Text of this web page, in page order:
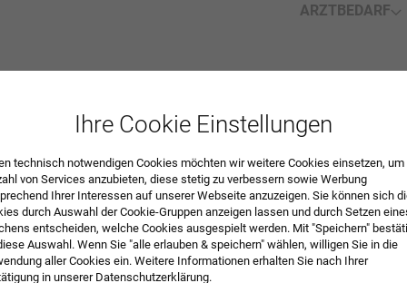
ARZTBEDARF
Ihre Cookie Einstellungen
technisch notwendigen Cookies möchten wir weitere Cookies einsetzen, um
von Services anzubieten, diese stetig zu verbessern sowie Werbung
Ihrer Interessen auf unserer Webseite anzuzeigen. Sie können sich
durch Auswahl der Cookie-Gruppen anzeigen lassen und durch Setzen
entscheiden, welche Cookies ausgespielt werden. Mit "Speichern"
Auswahl. Wenn Sie "alle erlauben & speichern" wählen, willigen Sie in die
aller Cookies ein. Weitere Informationen erhalten Sie nach Ihrer
in unserer Datenschutzerklärung.